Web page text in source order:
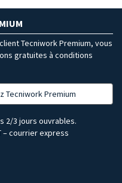
Tecniwork Premium, vous
gratuites à conditions
Tecniwork Premium
2/3 jours ouvrables.
– courrier express